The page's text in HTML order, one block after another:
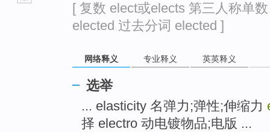
[ 复数 elect或elects 第三人称单
elected 过去分词 elected ]
网络释义 专业释义 英英释义
选举
... elasticity 名弹力;弹性;伸缩力
择 electro 动电镀物品;电版 ...